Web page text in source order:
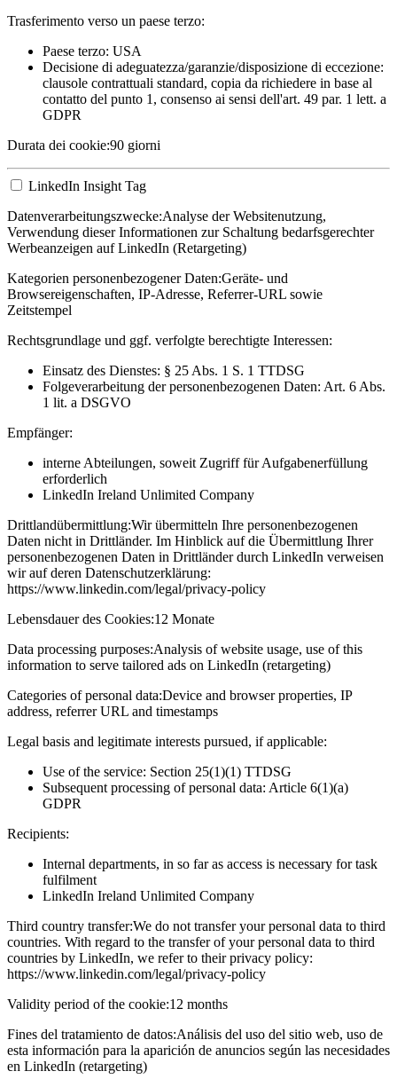
Trasferimento verso un paese terzo:
Paese terzo: USA
Decisione di adeguatezza/garanzie/disposizione di eccezione:
clausole contrattuali standard, copia da richiedere in base al
contatto del punto 1, consenso ai sensi dell'art. 49 par. 1 lett. a
GDPR
Durata dei cookie:90 giorni
LinkedIn Insight Tag
Datenverarbeitungszwecke:Analyse der Websitenutzung,
Verwendung dieser Informationen zur Schaltung bedarfsgerechter
Werbeanzeigen auf LinkedIn (Retargeting)
Kategorien personenbezogener Daten:Geräte- und
Browsereigenschaften, IP-Adresse, Referrer-URL sowie
Zeitstempel
Rechtsgrundlage und ggf. verfolgte berechtigte Interessen:
Einsatz des Dienstes: § 25 Abs. 1 S. 1 TTDSG
Folgeverarbeitung der personenbezogenen Daten: Art. 6 Abs.
1 lit. a DSGVO
Empfänger:
interne Abteilungen, soweit Zugriff für Aufgabenerfüllung
erforderlich
LinkedIn Ireland Unlimited Company
Drittlandübermittlung:Wir übermitteln Ihre personenbezogenen
Daten nicht in Drittländer. Im Hinblick auf die Übermittlung Ihrer
personenbezogenen Daten in Drittländer durch LinkedIn verweisen
wir auf deren Datenschutzerklärung:
https://www.linkedin.com/legal/privacy-policy
Lebensdauer des Cookies:12 Monate
Data processing purposes:Analysis of website usage, use of this
information to serve tailored ads on LinkedIn (retargeting)
Categories of personal data:Device and browser properties, IP
address, referrer URL and timestamps
Legal basis and legitimate interests pursued, if applicable:
Use of the service: Section 25(1)(1) TTDSG
Subsequent processing of personal data: Article 6(1)(a)
GDPR
Recipients:
Internal departments, in so far as access is necessary for task
fulfilment
LinkedIn Ireland Unlimited Company
Third country transfer:We do not transfer your personal data to third
countries. With regard to the transfer of your personal data to third
countries by LinkedIn, we refer to their privacy policy:
https://www.linkedin.com/legal/privacy-policy
Validity period of the cookie:12 months
Fines del tratamiento de datos:Análisis del uso del sitio web, uso de
esta información para la aparición de anuncios según las necesidades
en LinkedIn (retargeting)